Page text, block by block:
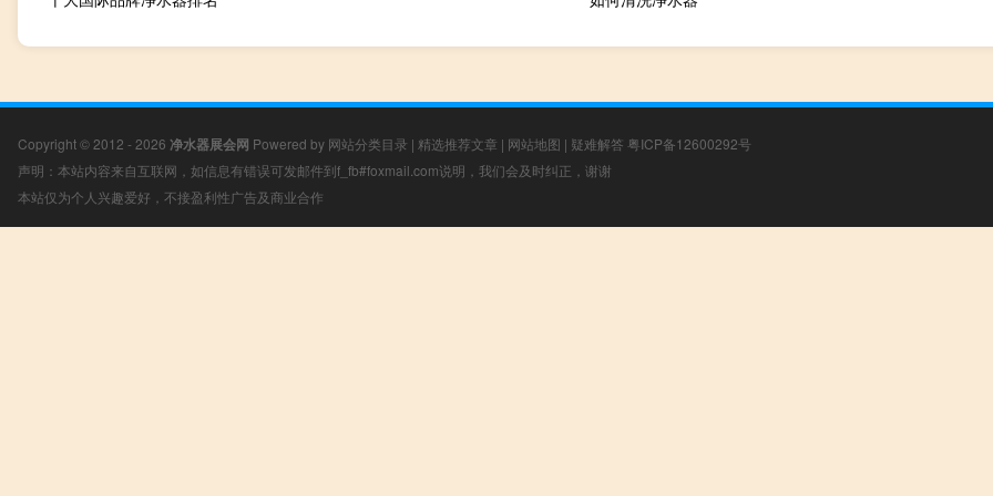
Copyright © 2012 - 2026 净水器展会网 Powered by 网站分类目录 | 精选推荐文章 | 网站地图 | 疑难解答 粤ICP备12600292号
声明：本站内容来自互联网，如信息有错误可发邮件到f_fb#foxmail.com说明，我们会及时纠正，谢谢
本站仅为个人兴趣爱好，不接盈利性广告及商业合作